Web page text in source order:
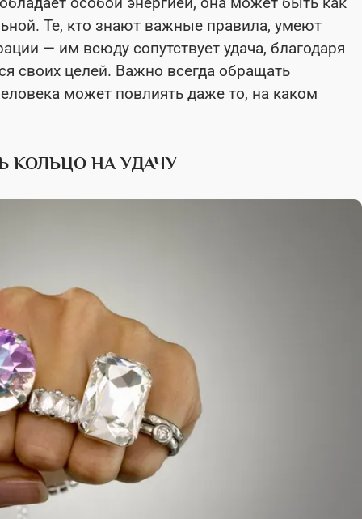
Те, кто знают важные правила, умеют
— им всюду сопутствует удача, благодаря
своих целей. Важно всегда обращать
может повлиять даже то, на каком
КОЛЬЦО НА УДАЧУ